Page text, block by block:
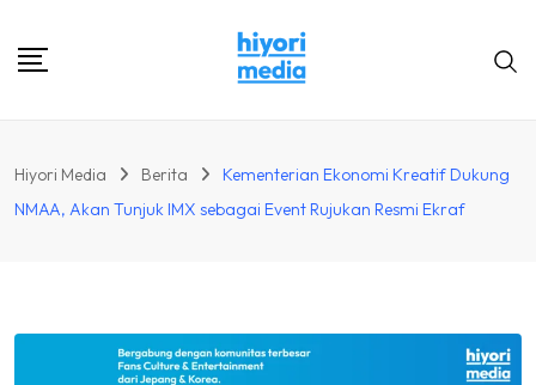
Hiyori Media Berita
Kementerian Ekonomi Kreatif Dukung
NMAA, Akan Tunjuk IMX sebagai Event Rujukan Resmi Ekraf